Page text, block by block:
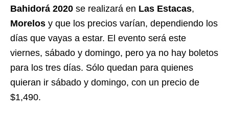
Bahidorá 2020 se realizará en Las Estacas,
Morelos y que los precios varían, dependiendo los
días que vayas a estar. El evento será este
viernes, sábado y domingo, pero ya no hay boletos
para los tres días. Sólo quedan para quienes
quieran ir sábado y domingo, con un precio de
$1,490.